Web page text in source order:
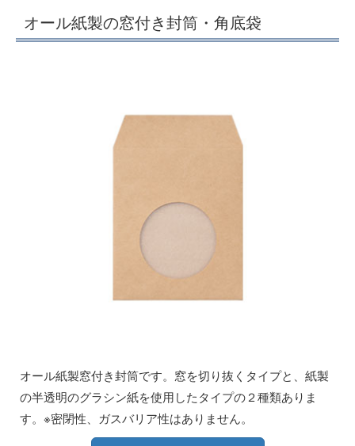
オール紙製の窓付き封筒・角底袋
オール紙製窓付き封筒です。窓を切り抜くタイプと、紙製
の半透明のグラシン紙を使用したタイプの２種類ありま
す。※密閉性、ガスバリア性はありません。